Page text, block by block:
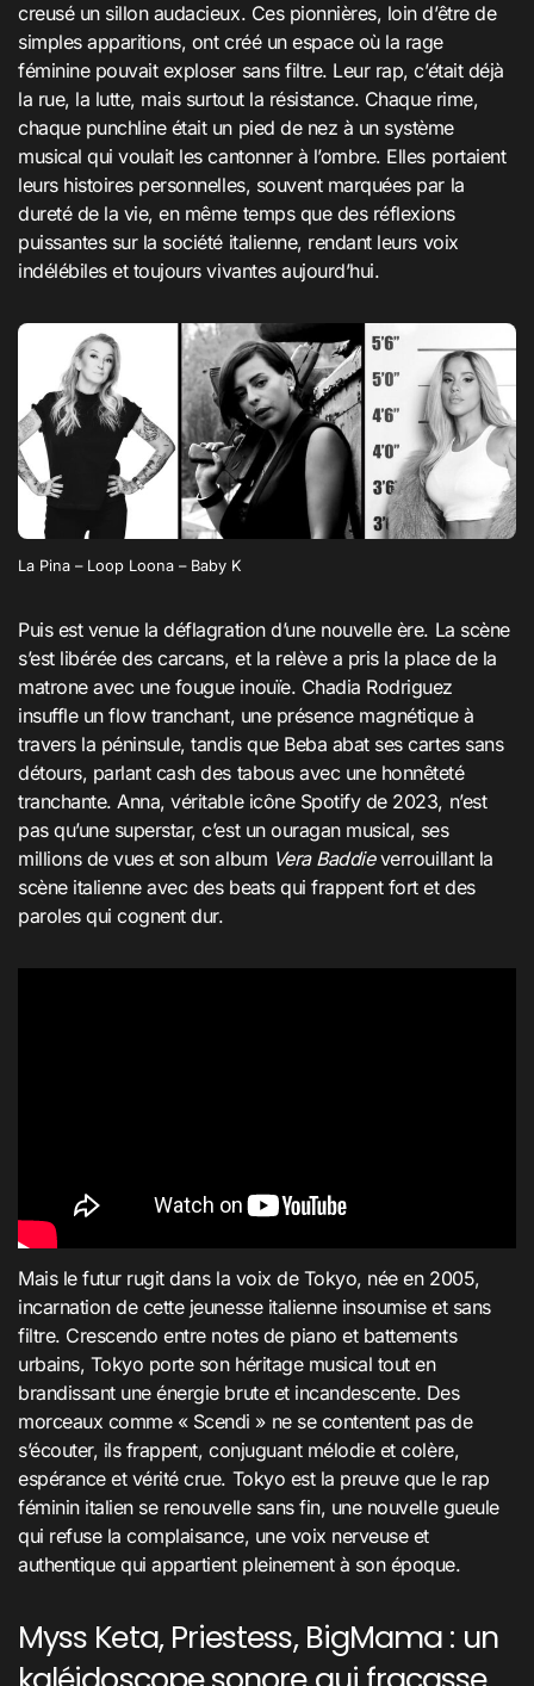
creusé un sillon audacieux. Ces pionnières, loin d’être de
simples apparitions, ont créé un espace où la rage
féminine pouvait exploser sans filtre. Leur rap, c’était déjà
la rue, la lutte, mais surtout la résistance. Chaque rime,
chaque punchline était un pied de nez à un système
musical qui voulait les cantonner à l’ombre. Elles portaient
leurs histoires personnelles, souvent marquées par la
dureté de la vie, en même temps que des réflexions
puissantes sur la société italienne, rendant leurs voix
indélébiles et toujours vivantes aujourd’hui.
La Pina – Loop Loona – Baby K
Puis est venue la déflagration d’une nouvelle ère. La scène
s’est libérée des carcans, et la relève a pris la place de la
matrone avec une fougue inouïe. Chadia Rodriguez
insuffle un flow tranchant, une présence magnétique à
travers la péninsule, tandis que Beba abat ses cartes sans
détours, parlant cash des tabous avec une honnêteté
tranchante. Anna, véritable icône Spotify de 2023, n’est
pas qu’une superstar, c’est un ouragan musical, ses
millions de vues et son album Vera Baddieverrouillant la
scène italienne avec des beats qui frappent fort et des
paroles qui cognent dur.
Mais le futur rugit dans la voix de Tokyo, née en 2005,
incarnation de cette jeunesse italienne insoumise et sans
filtre. Crescendo entre notes de piano et battements
urbains, Tokyo porte son héritage musical tout en
brandissant une énergie brute et incandescente. Des
morceaux comme « Scendi » ne se contentent pas de
s’écouter, ils frappent, conjuguant mélodie et colère,
espérance et vérité crue. Tokyo est la preuve que le rap
féminin italien se renouvelle sans fin, une nouvelle gueule
qui refuse la complaisance, une voix nerveuse et
authentique qui appartient pleinement à son époque.
Myss Keta, Priestess, BigMama : un